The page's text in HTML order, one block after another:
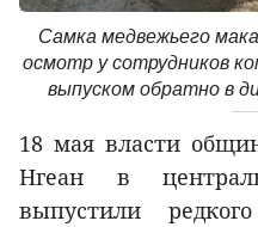
Самка медвежьего
осмотр у сотрудников
выпуском обратно в
18 мая власти
Нгеан в
выпустили